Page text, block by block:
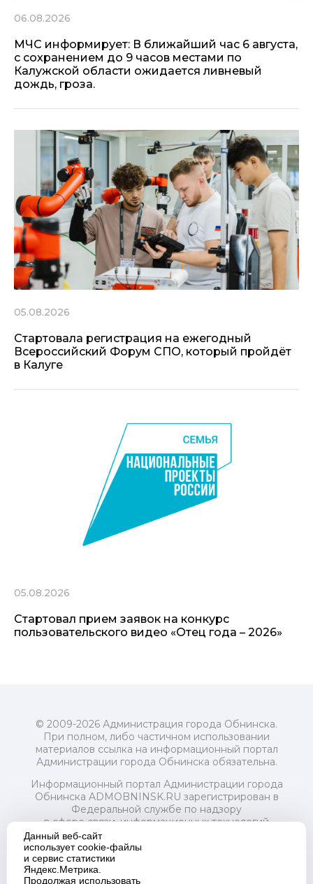
06.08.2026
МЧС информирует: В ближайший час 6 августа,
с сохранением до 9 часов местами по
Калужской области ожидается ливневый
дождь, гроза.
05.08.2026
Стартовала регистрация на ежегодный
Всероссийский Форум СПО, который пройдёт
в Калуге
05.08.2026
Стартовал прием заявок на конкурс
пользовательского видео «Отец года – 2026»
© 2009-2026 Администрация города Обнинска.
При полном, либо частичном использовании
материалов ссылка на информационный портал
Администрации города Обнинска обязательна.
Информационный портал Администрации города
Обнинска ADMOBNINSK.RU зарегистрирован в
Федеральной службе по надзору
в сфере связи, информационных технологий
и массовых коммуникаций (Роскомнадзор) 24 июля
2018 года.
Свидетельство о регистрации Эл № ФС77-73321
Данный веб-сайт
использует cookie-файлы
и сервис статистики
Яндекс.Метрика.
Продолжая использовать